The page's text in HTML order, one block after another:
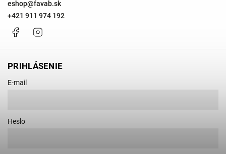
eshop@favab.sk
+421 911 974 192
Facebook
PRIHLÁSENIE
E-mail
Heslo